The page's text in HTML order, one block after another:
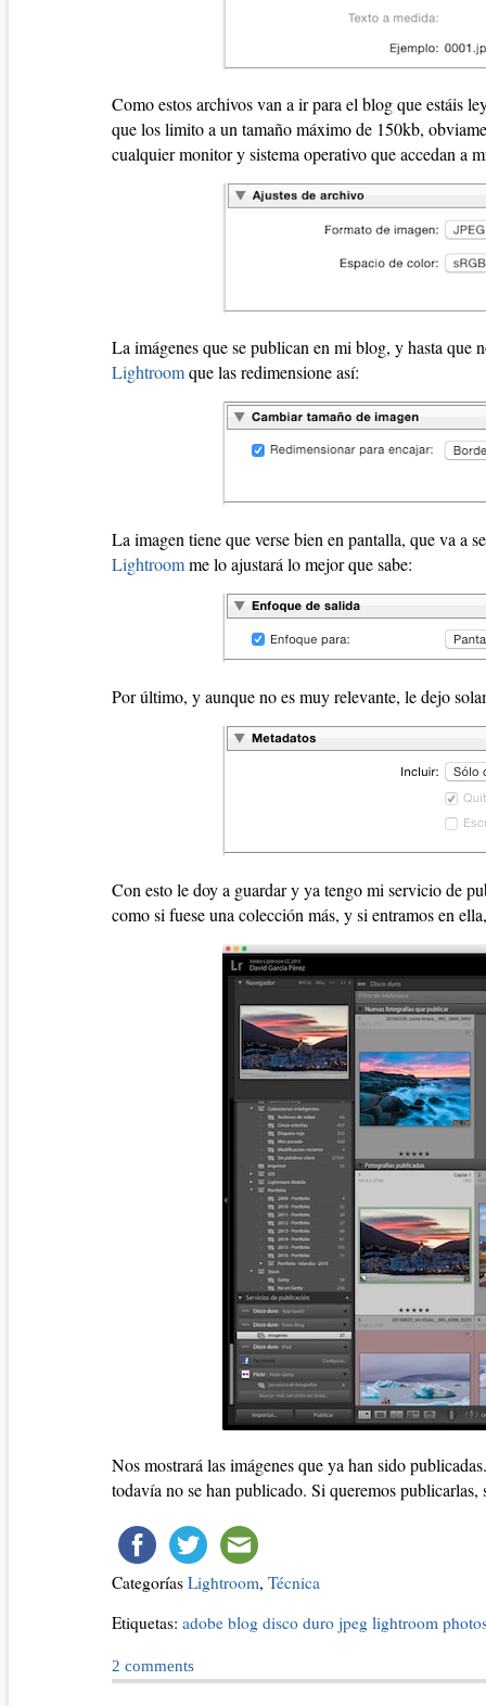
Como estos archivos van a ir para el blog que estáis
que los limito a un tamaño máximo de 150kb,
cualquier monitor y sistema operativo que accedan a
La imágenes que se publican en mi blog, y hasta
Lightroomque las redimensione así:
La imagen tiene que verse bien en pantalla, que va a
Lightroomme lo ajustará lo mejor que sabe:
Por último, y aunque no es muy relevante, le dejo
Con esto le doy a guardar y ya tengo mi servicio de
como si fuese una colección más, y si entramos en
Nos mostrará las imágenes que ya han sido
todavía no se han publicado. Si queremos
Categorías Lightroom, Técnica
Etiquetas: adobe blog disco duro jpeg lightroom
2 comments